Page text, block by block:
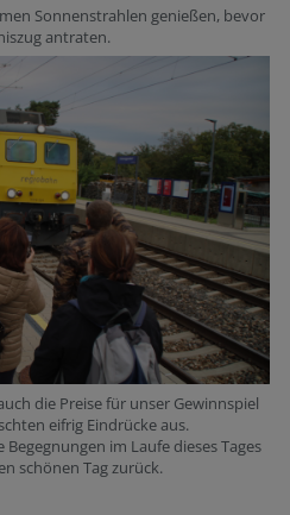
Sonnenstrahlen genießen, bevor
antraten.
die Preise für unser Gewinnspiel
eifrig Eindrücke aus.
im Laufe dieses Tages
schönen Tag zurück.